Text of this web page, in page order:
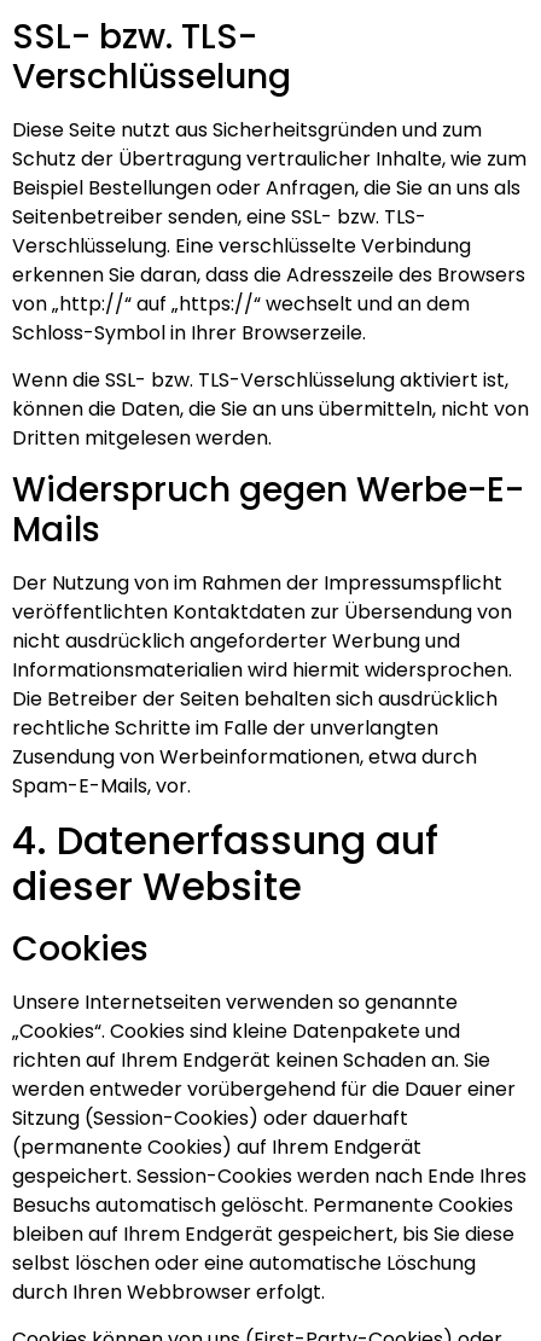
SSL- bzw. TLS-
Verschlüsselung
Diese Seite nutzt aus Sicherheitsgründen und zum
Schutz der Übertragung vertraulicher Inhalte, wie zum
Beispiel Bestellungen oder Anfragen, die Sie an uns als
Seitenbetreiber senden, eine SSL- bzw. TLS-
Verschlüsselung. Eine verschlüsselte Verbindung
erkennen Sie daran, dass die Adresszeile des Browsers
von „http://“ auf „https://“ wechselt und an dem
Schloss-Symbol in Ihrer Browserzeile.
Wenn die SSL- bzw. TLS-Verschlüsselung aktiviert ist,
können die Daten, die Sie an uns übermitteln, nicht von
Dritten mitgelesen werden.
Widerspruch gegen Werbe-E-
Mails
Der Nutzung von im Rahmen der Impressumspflicht
veröffentlichten Kontaktdaten zur Übersendung von
nicht ausdrücklich angeforderter Werbung und
Informationsmaterialien wird hiermit widersprochen.
Die Betreiber der Seiten behalten sich ausdrücklich
rechtliche Schritte im Falle der unverlangten
Zusendung von Werbeinformationen, etwa durch
Spam-E-Mails, vor.
4. Datenerfassung auf
dieser Website
Cookies
Unsere Internetseiten verwenden so genannte
„Cookies“. Cookies sind kleine Datenpakete und
richten auf Ihrem Endgerät keinen Schaden an. Sie
werden entweder vorübergehend für die Dauer einer
Sitzung (Session-Cookies) oder dauerhaft
(permanente Cookies) auf Ihrem Endgerät
gespeichert. Session-Cookies werden nach Ende Ihres
Besuchs automatisch gelöscht. Permanente Cookies
bleiben auf Ihrem Endgerät gespeichert, bis Sie diese
selbst löschen oder eine automatische Löschung
durch Ihren Webbrowser erfolgt.